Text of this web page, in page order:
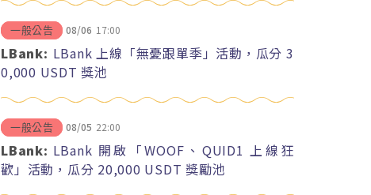
一般公告 08/06 17:00
LBank: LBank 上線「無憂跟單季」活動，瓜分 3
0,000 USDT 獎池
一般公告 08/05 22:00
LBank: LBank 開啟「WOOF、QUID1 上線狂
歡」活動，瓜分 20,000 USDT 獎勵池